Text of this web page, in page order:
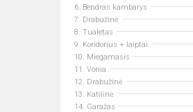
6. Bendras kambarys
7. Drabužinė
8. Tualetas
9. Koridorius + laiptai
10. Miegamasis
11. Vonia
12. Drabužinė
13. Katilinė
14. Garažas